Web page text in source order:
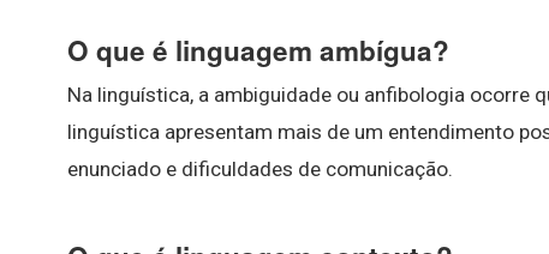
O que é linguagem ambígua?
Na linguística, a ambiguidade ou anfibologia ocorre
linguística apresentam mais de um entendimento
enunciado e dificuldades de comunicação.